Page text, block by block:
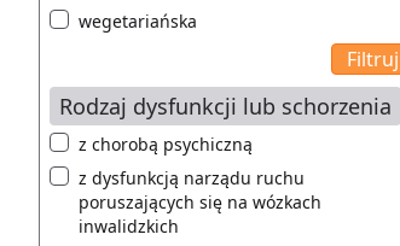
wegetariańska
Rodzaj dysfunkcji lub schorzenia
z chorobą psychiczną
z dysfunkcją narządu ruchu
poruszających się na wózkach
inwalidzkich